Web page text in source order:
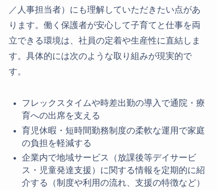
／人事担当者）にも理解していただきたい点があ
ります。働く保護者が安心して子育てと仕事を両
立できる環境は、社員の定着や生産性に直結しま
す。具体的には次のような取り組みが現実的で
す。
フレックスタイムや時差出勤の導入で通院・療
育への出席を支える
育児休暇・短時間勤務制度の柔軟な運用で家庭
の負担を軽減する
企業内で地域サービス（放課後等デイサービ
ス・児童発達支援）に関する情報を定期的に紹
介する（制度や利用の流れ、支援の特徴など）